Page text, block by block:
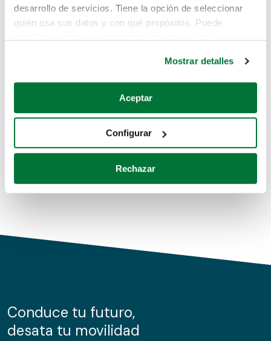
desarrollo de servicios. Tiene la opción de seleccionar
quién usa sus datos y con qué propósitos. Puede
Si lo permite, también quisiéramos:
Recopilar información sobre su ubicación geográfica
Identificar su dispositivo analizándolo activamente
para buscar características específicas (huellas
Obtenga más información sobre cómo se procesan sus
de cookies.
información sobre el uso que haga del sitio web con
nuestros partners de redes sociales, publicidad y análisis
Mostrar detalles
Aceptar
Configurar
Rechazar
Pero puedes encontrar el coche que estás
buscando en alguno de estos enlaces:
Coches de segunda mano
Coches de km0
Conduce tu futuro,
desata tu movilidad